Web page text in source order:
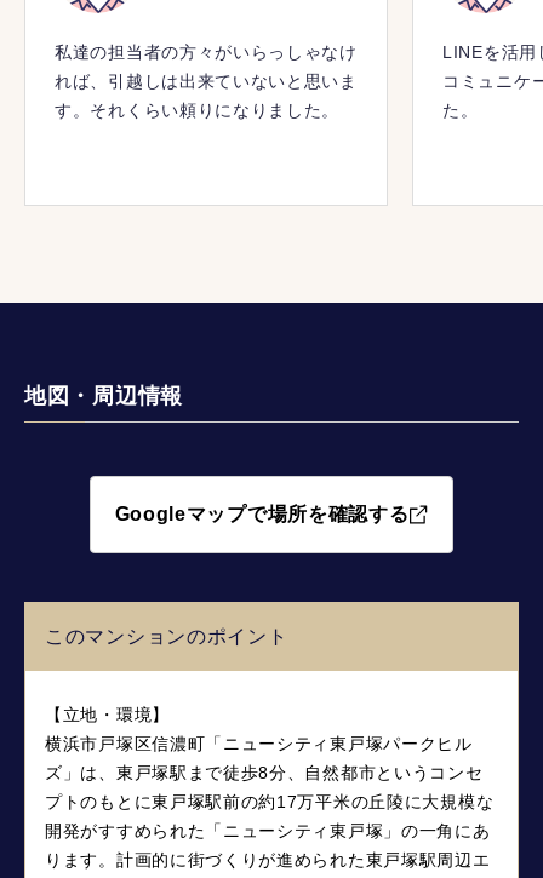
私達の担当者の方々がいらっしゃなけ
れば、引越しは出来ていないと思いま
す。それくらい頼りになりました。
LINEを活用
コミュニケ
た。
地図・周辺情報
Googleマップで場所を確認する
このマンションのポイント
【立地・環境】
横浜市戸塚区信濃町「ニューシティ東戸塚パークヒル
ズ」は、東戸塚駅まで徒歩8分、自然都市というコンセ
プトのもとに東戸塚駅前の約17万平米の丘陵に大規模な
開発がすすめられた「ニューシティ東戸塚」の一角にあ
ります。計画的に街づくりが進められた東戸塚駅周辺エ